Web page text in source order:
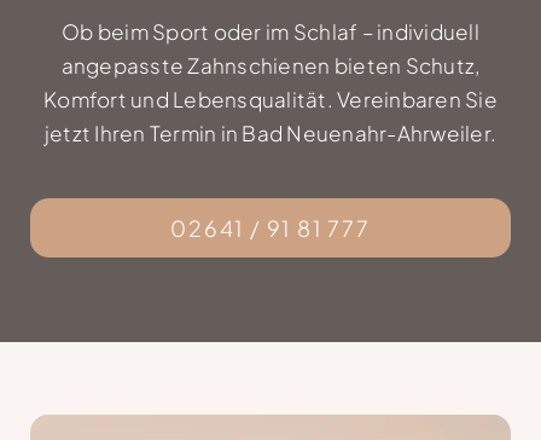
Ob beim Sport oder im Schlaf – individuell
angepasste Zahnschienen bieten Schutz,
Komfort und Lebensqualität. Vereinbaren Sie
jetzt Ihren Termin in Bad Neuenahr-Ahrweiler.
02641 / 91 81 777